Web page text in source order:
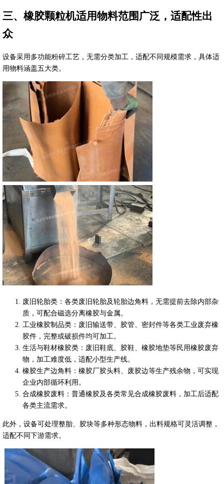
三、橡胶颗粒机适用物料范围广泛，适配性出
众
设备采用多功能粉碎工艺，无需分类加工，适配不同规模需求，具体适
用物料涵盖五大类。
废旧轮胎类：各类废旧轮胎及轮胎边角料，无需提前去除内部杂
质，可配合磁选分离橡胶与金属。
工业橡胶制品类：废旧输送带、胶管、密封件等各类工业废弃橡
胶件，完整或破损件均可加工。
生活与鞋材橡胶类：废旧鞋底、胶鞋、橡胶地垫等民用橡胶废弃
物，加工难度低，适配小型生产线。
橡胶生产边角料：橡胶厂胶头料、废胶边等生产残余物，可实现
企业内部循环利用。
合成橡胶废料：普通橡胶及各类常见合成橡胶废料，加工后适配
各类主流需求。
此外，设备可处理整胎、胶块等多种形态物料，出料规格可灵活调整，
适配不同下游需求。